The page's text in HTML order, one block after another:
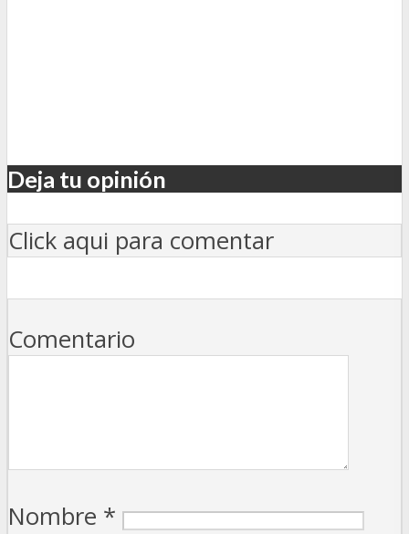
Deja tu opinión
Click aqui para comentar
Comentario
Nombre *